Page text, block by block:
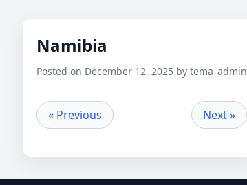
Namibia
Posted on December 12, 2025 by tema_admin
« Previous Next »